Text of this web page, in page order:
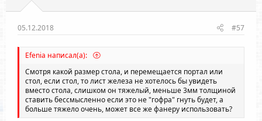
05.12.2018 #57
Efenia написал(а):
Смотря какой размер стола, и перемещается портал или
стол, если стол, то лист железа не хотелось бы увидеть
вместо стола, слишком он тяжелый, меньше 3мм толщиной
ставить бессмысленно если это не "гофра" гнуть будет, а
больше тяжело очень, может все же фанеру использовать?